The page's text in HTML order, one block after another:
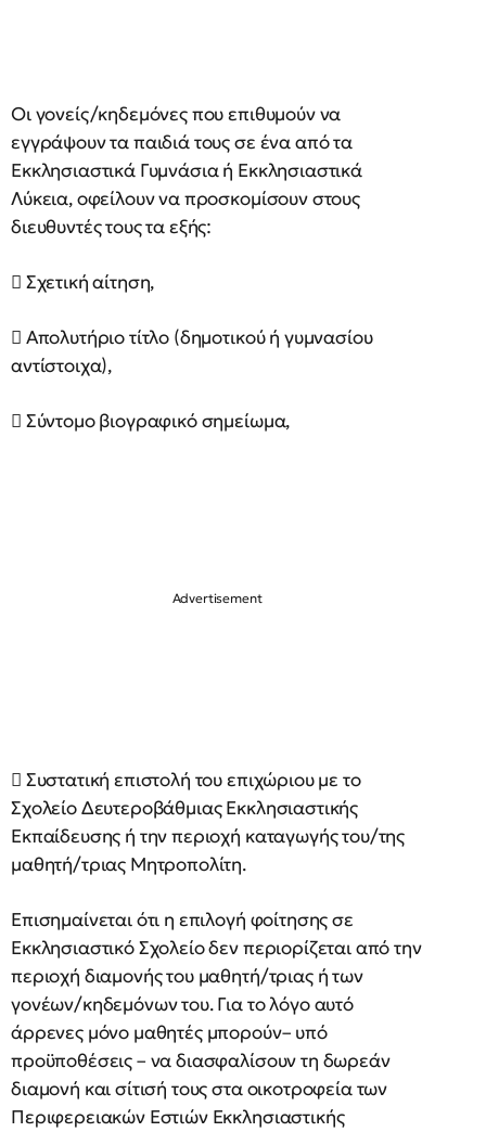
Οι γονείς/κηδεμόνες που επιθυμούν να
εγγράψουν τα παιδιά τους σε ένα από τα
Εκκλησιαστικά Γυμνάσια ή Εκκλησιαστικά
Λύκεια, οφείλουν να προσκομίσουν στους
διευθυντές τους τα εξής:
 Σχετική αίτηση,
 Απολυτήριο τίτλο (δημοτικού ή γυμνασίου
αντίστοιχα),
 Σύντομο βιογραφικό σημείωμα,
 Συστατική επιστολή του επιχώριου με το
Σχολείο Δευτεροβάθμιας Εκκλησιαστικής
Εκπαίδευσης ή την περιοχή καταγωγής του/της
μαθητή/τριας Μητροπολίτη.
Επισημαίνεται ότι η επιλογή φοίτησης σε
Εκκλησιαστικό Σχολείο δεν περιορίζεται από την
περιοχή διαμονής του μαθητή/τριας ή των
γονέων/κηδεμόνων του. Για το λόγο αυτό
άρρενες μόνο μαθητές μπορούν– υπό
προϋποθέσεις – να διασφαλίσουν τη δωρεάν
διαμονή και σίτισή τους στα οικοτροφεία των
Περιφερειακών Εστιών Εκκλησιαστικής